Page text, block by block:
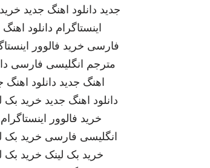
جدید دانلود اهنگ جدید
اینستاگرام دانلود
فارسی خرید فالوور
مترجم انگلیسی فارسی
اهنگ جدید دانلود اهنگ
دانلود اهنگ جدید خرید بک
خرید فالوور اینستاگرام
انگلیسی فارسی خرید بک
خرید بک لینک خرید بک